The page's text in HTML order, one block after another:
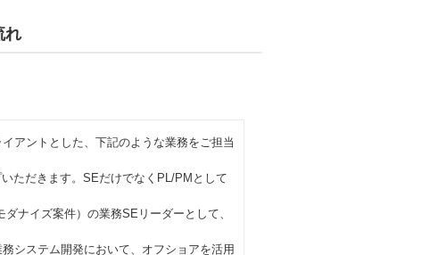
れ
アントとした、下記のような業務をご担当
ただきます。SEだけでなくPL/PMとして
ナイズ案件）の業務SEリーダーとして、
システム開発において、オフショアを活用